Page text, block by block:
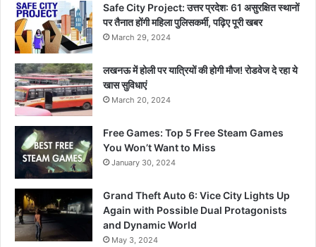
Safe City Project: उत्तर प्रदेश: 61 असुरक्षित स्थानों
पर तैनात होंगी महिला पुलिसकर्मी, पढ़िए पूरी खबर
March 29, 2024
लखनऊ में होली पर यात्रियों की होगी मौज! रोडवेज दे रहा ये
खास सुविधाएं
March 20, 2024
Free Games: Top 5 Free Steam Games
You Won’t Want to Miss
January 30, 2024
Grand Theft Auto 6: Vice City Lights Up
Again with Possible Dual Protagonists
and Dynamic World
May 3, 2024